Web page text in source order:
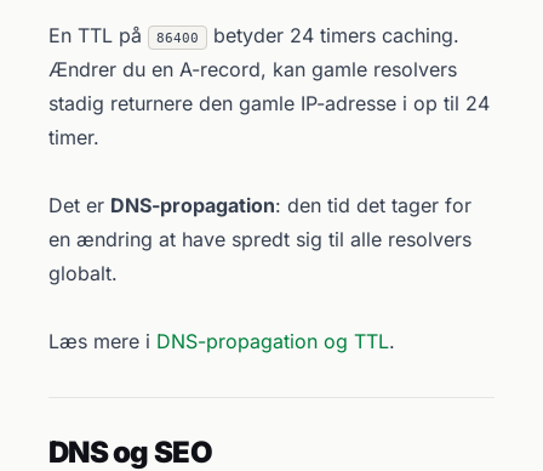
En TTL på 86400
betyder 24 timers caching.
Ændrer du en A-record, kan gamle resolvers
stadig returnere den gamle IP-adresse i op til 24
timer.
Det er DNS-propagation: den tid det tager for
en ændring at have spredt sig til alle resolvers
globalt.
Læs mere i DNS-propagation og TTL.
DNS og SEO